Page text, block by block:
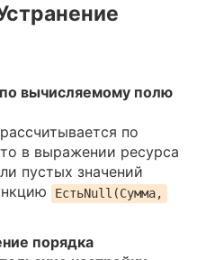
вычисляемому полю
по
в выражении ресурса
пустых значений
ЕстьNull(Сумма,
порядка